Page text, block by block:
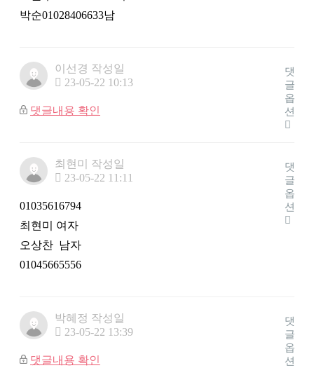
박순01028406633남
이선경 작성일
23-05-22 10:13
댓글내용 확인
댓
글
옵
션
최현미
작성일
23-05-22 11:11
01035616794
최현미 여자
오상찬 남자
01045665556
댓
글
옵
션
박혜정 작성일
23-05-22 13:39
댓글내용 확인
댓
글
옵
션